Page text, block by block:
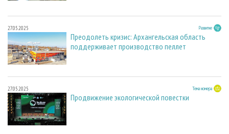
27.05.2025 Развитие
Преодолеть кризис: Архангельская область
поддерживает производство пеллет
27.05.2025 Тема номера
Продвижение экологической повестки